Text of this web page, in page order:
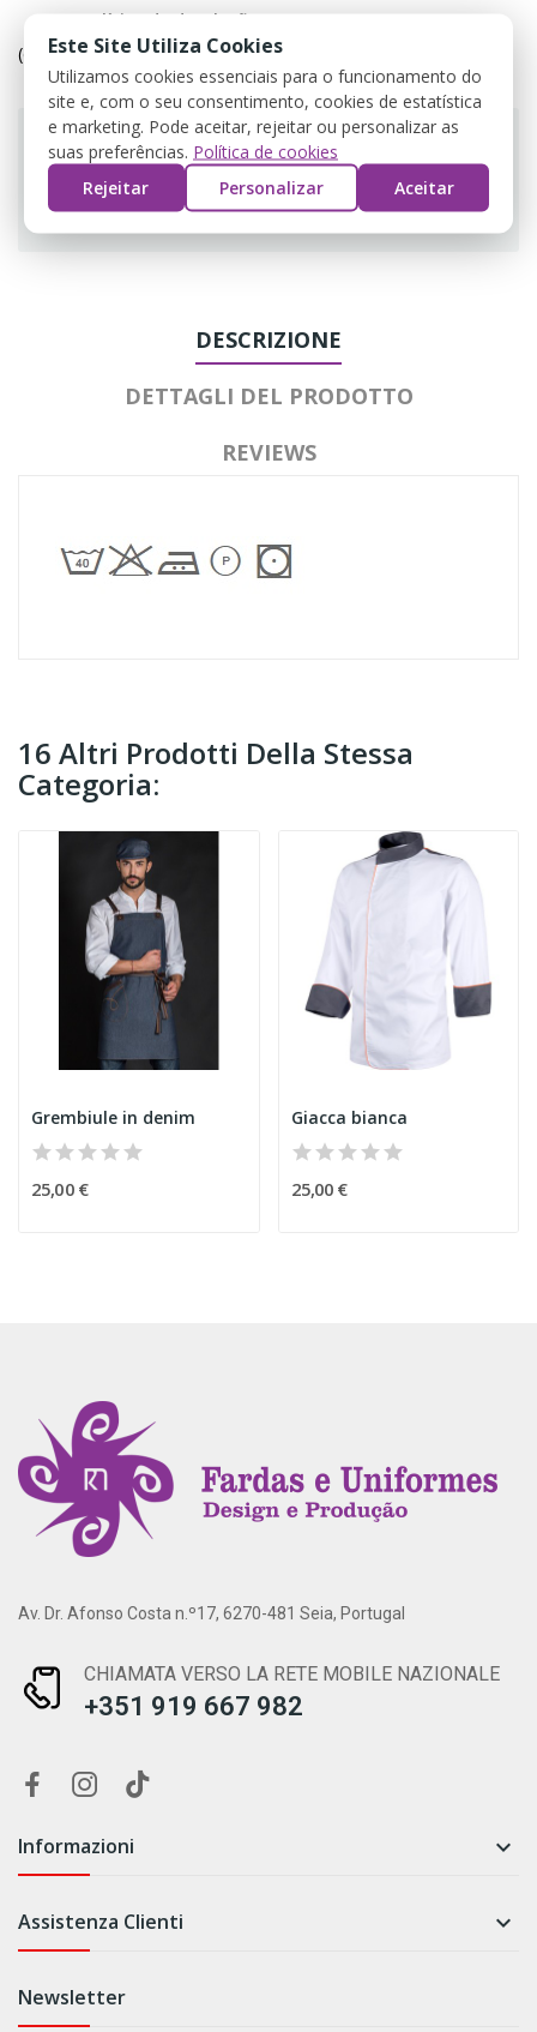
Política de devolução
(editar com o módulo Customer Reassurance)
Guarantee safe & secure checkout
DESCRIZIONE
DETTAGLI DEL PRODOTTO
REVIEWS
16 Altri Prodotti Della Stessa
Categoria:
Grembiule in denim
25,00 €
Giacca bianca
25,00 €
Av. Dr. Afonso Costa n.º17, 6270-481 Seia, Portugal
CHIAMATA VERSO LA RETE MOBILE NAZIONALE
+351 919 667 982
Informazioni 
Assistenza Clienti 
Newsletter
Este Site Utiliza Cookies
Utilizamos cookies essenciais para o funcionamento do
site e, com o seu consentimento, cookies de estatística
e marketing. Pode aceitar, rejeitar ou personalizar as
suas preferências. Política de cookies
Rejeitar
Personalizar Aceitar